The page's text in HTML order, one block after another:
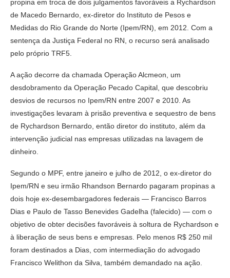
propina em troca de dois julgamentos favoráveis a Rychardson
de Macedo Bernardo, ex-diretor do Instituto de Pesos e
Medidas do Rio Grande do Norte (Ipem/RN), em 2012. Com a
sentença da Justiça Federal no RN, o recurso será analisado
pelo próprio TRF5.
A ação decorre da chamada Operação Alcmeon, um
desdobramento da Operação Pecado Capital, que descobriu
desvios de recursos no Ipem/RN entre 2007 e 2010. As
investigações levaram à prisão preventiva e sequestro de bens
de Rychardson Bernardo, então diretor do instituto, além da
intervenção judicial nas empresas utilizadas na lavagem de
dinheiro.
Segundo o MPF, entre janeiro e julho de 2012, o ex-diretor do
Ipem/RN e seu irmão Rhandson Bernardo pagaram propinas a
dois hoje ex-desembargadores federais — Francisco Barros
Dias e Paulo de Tasso Benevides Gadelha (falecido) — com o
objetivo de obter decisões favoráveis à soltura de Rychardson e
à liberação de seus bens e empresas. Pelo menos R$ 250 mil
foram destinados a Dias, com intermediação do advogado
Francisco Welithon da Silva, também demandado na ação.